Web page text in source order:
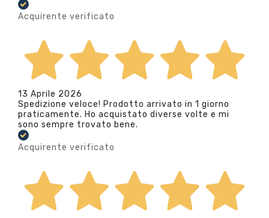
Acquirente verificato
13 Aprile 2026
Spedizione veloce! Prodotto arrivato in 1 giorno
praticamente. Ho acquistato diverse volte e mi
sono sempre trovato bene.
Acquirente verificato